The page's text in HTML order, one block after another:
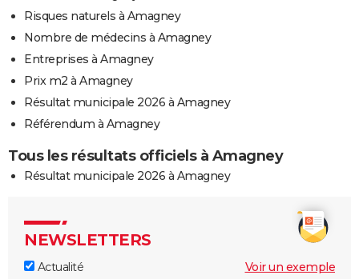
Risques naturels à Amagney
Nombre de médecins à Amagney
Entreprises à Amagney
Prix m2 à Amagney
Résultat municipale 2026 à Amagney
Référendum à Amagney
Tous les résultats officiels à Amagney
Résultat municipale 2026 à Amagney
NEWSLETTERS
Actualité
Voir un exemple